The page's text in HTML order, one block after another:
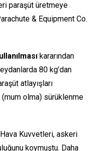
paraşüt üretmeye
& Equipment Co.
kararından
80 kg’dan
atlayışları
(mum olma) sürüklenme
Kuvvetleri, askeri
koymuştu. Daha